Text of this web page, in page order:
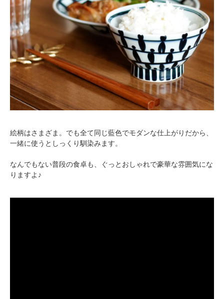
絵柄はさまざま。でも全て同じ藍色でモダンな仕上がりだから、
一緒に使うとしっくり馴染みます。
なんでもない普段の食卓も、ぐっとおしゃれで豪華な雰囲気にな
りますよ♪